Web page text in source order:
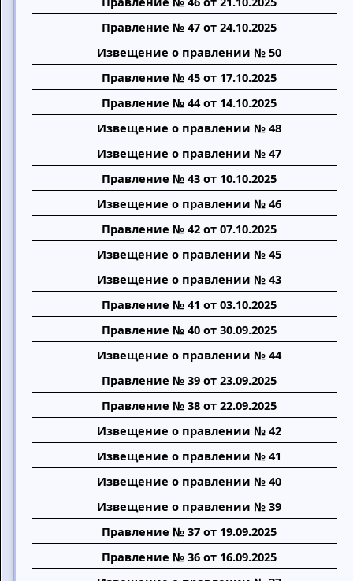
Правление № 47 от 24.10.2025
Извещение о правлении № 50
Правление № 45 от 17.10.2025
Правление № 44 от 14.10.2025
Извещение о правлении № 48
Извещение о правлении № 47
Правление № 43 от 10.10.2025
Извещение о правлении № 46
Правление № 42 от 07.10.2025
Извещение о правлении № 45
Извещение о правлении № 43
Правление № 41 от 03.10.2025
Правление № 40 от 30.09.2025
Извещение о правлении № 44
Правление № 39 от 23.09.2025
Правление № 38 от 22.09.2025
Извещение о правлении № 42
Извещение о правлении № 41
Извещение о правлении № 40
Извещение о правлении № 39
Правление № 37 от 19.09.2025
Правление № 36 от 16.09.2025